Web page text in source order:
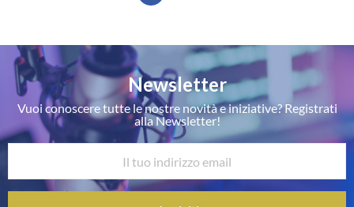
Newsletter
Vuoi conoscere tutte le nostre novità e iniziative? Registrati
alla Newsletter!